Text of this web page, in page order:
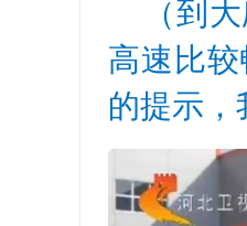
（到
高速比
的提示，